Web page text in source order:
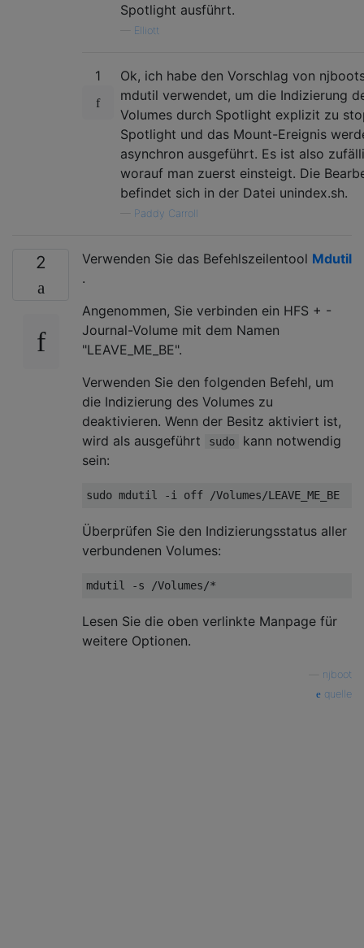
Spotlight ausführt.
Elliott
1
Ok, ich habe den Vorschlag von
mdutil verwendet, um die Indizierung
Volumes durch Spotlight explizit zu
Spotlight und das Mount-Ereignis
asynchron ausgeführt. Es ist also
worauf man zuerst einsteigt. Die
befindet sich in der Datei unindex.sh.
Paddy Carroll
2 Verwenden Sie das Befehlszeilentool Mdutil
.
Angenommen, Sie verbinden ein HFS + -
Journal-Volume mit dem Namen
"LEAVE_ME_BE".
Verwenden Sie den folgenden Befehl, um
die Indizierung des Volumes zu
deaktivieren. Wenn der Besitz aktiviert ist,
wird als ausgeführt
sudo
kann notwendig
sein:
Überprüfen Sie den Indizierungsstatus aller
verbundenen Volumes:
Lesen Sie die oben verlinkte Manpage für
weitere Optionen.
njboot
quelle